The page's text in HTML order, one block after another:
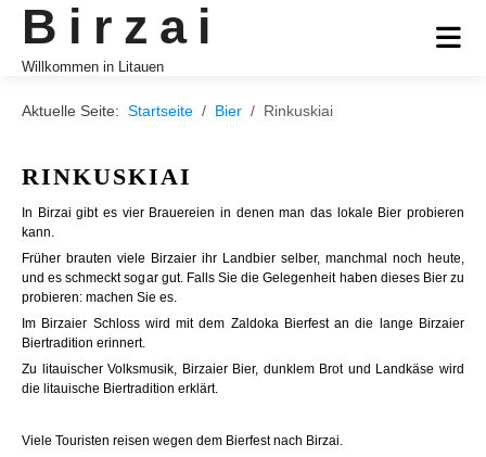
Birzai
Willkommen in Litauen
Aktuelle Seite: Startseite Bier Rinkuskiai
RINKUSKIAI
In Birzai gibt es vier Brauereien in denen man das lokale Bier probieren
kann.
Früher brauten viele Birzaier ihr Landbier selber, manchmal noch heute,
und es schmeckt sogar gut. Falls Sie die Gelegenheit haben dieses Bier zu
probieren: machen Sie es.
Im Birzaier Schloss wird mit dem Zaldoka Bierfest an die lange Birzaier
Biertradition erinnert.
Zu litauischer Volksmusik, Birzaier Bier, dunklem Brot und Landkäse wird
die litauische Biertradition erklärt.
Viele Touristen reisen wegen dem Bierfest nach Birzai.